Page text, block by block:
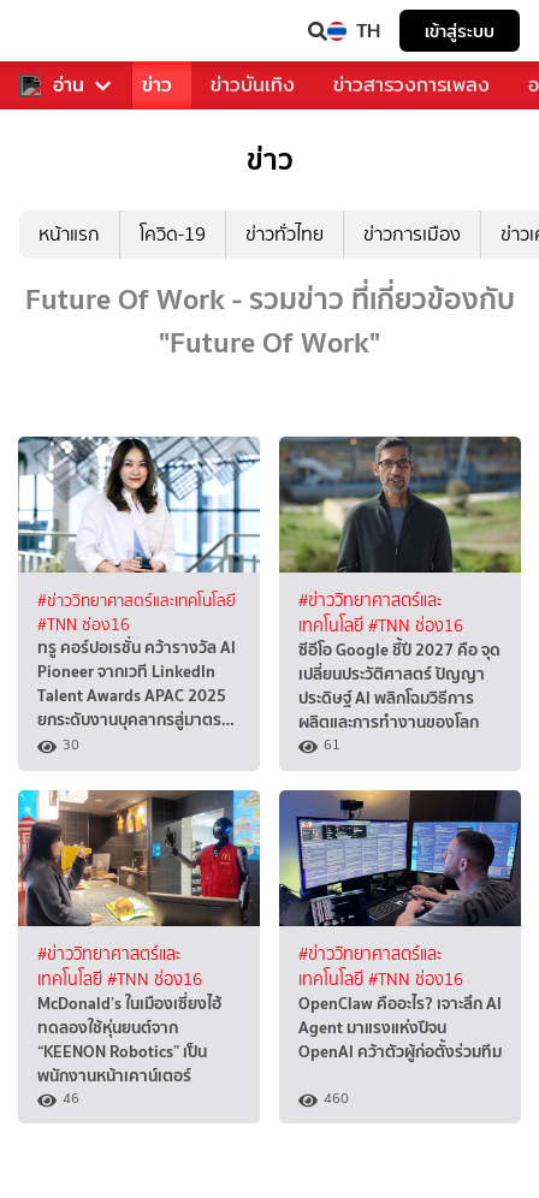
TH เข้าสู่ระบบ
อ่าน
คุณ กีฬา ข่าว ข่าวบันเทิง ข่าวสารวงการเพลง
ข่าว
หน้าแรก โควิด-19 ข่าวทั่วไทย ข่าวการเมือง ข่าว
Future Of Work - รวมข่าว ที่เกี่ยวข้องกับ
"Future Of Work"
#ข่าววิทยาศาสตร์และเทคโนโลยี
#TNN ช่อง16
ทรู คอร์ปอเรชั่น คว้ารางวัล AI
Pioneer จากเวที LinkedIn
Talent Awards APAC 2025
ยกระดับงานบุคลากรสู่มาตร…
30
#ข่าววิทยาศาสตร์และ
เทคโนโลยี#TNN ช่อง16
ซีอีโอ Google ชี้ปี 2027 คือ จุด
เปลี่ยนประวัติศาสตร์ ปัญญา
ประดิษฐ์ AI พลิกโฉมวิธีการ
ผลิตและการทำงานของโลก
61
#ข่าววิทยาศาสตร์และ
เทคโนโลยี#TNN ช่อง16
McDonald’s ในเมืองเซี่ยงไฮ้
ทดลองใช้หุ่นยนต์จาก
“KEENON Robotics” เป็น
พนักงานหน้าเคาน์เตอร์
46
#ข่าววิทยาศาสตร์และ
เทคโนโลยี#TNN ช่อง16
OpenClaw คืออะไร? เจาะลึก AI
Agent มาแรงแห่งปีจน
OpenAI คว้าตัวผู้ก่อตั้งร่วมทีม
460